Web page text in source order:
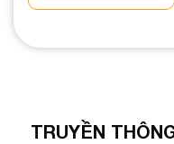
TRUYỀN